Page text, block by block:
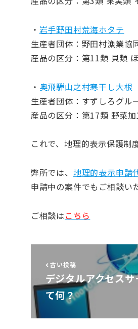
・ 岩手野田村荒海ホタテ
生産者団体：野田村漁業協
産品の区分：第11類 貝類
・ 奥飛騨山之村寒干し大根
生産者団体：すずしろグル
産品の区分：第17類 野菜
これで、地理的表示保護制
弊所では、 地理的表示申請
申請中の案件でもご相談い
ご相談はこちら
古い投稿
デジタルアクセス
て何？